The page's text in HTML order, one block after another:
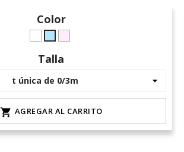
Color
Blancoceleste-
hielo
rosa-
Talla
 AGREGAR AL CARRITO